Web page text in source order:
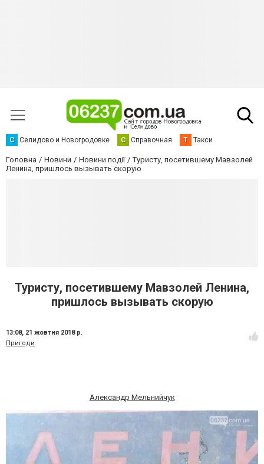
С Селидово и Новогродовке С Справочная Т Такси
Головна Новини Новини події
Туристу, посетившему Мавзолей
Ленина, пришлось вызывать скорую
Туристу, посетившему Мавзолей Ленина,
пришлось вызывать скорую
13:08, 21 жовтня 2018 р.
Пригоди
Александр Мельнийчук